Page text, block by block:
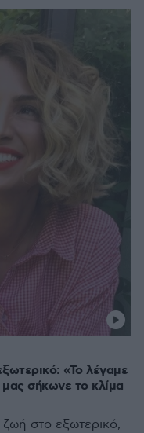
«Το λέγαμε
σήκωνε το κλίμα
στο εξωτερικό,